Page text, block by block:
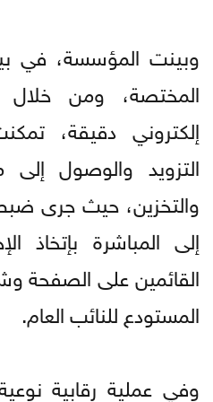
وبينت المؤسسة، في
المختصة، ومن
إلكتروني دقيقة،
التزويد والوصول
والتخزين، حيث جرى
إلى المباشرة بإتخاذ
القائمين على الصفحة
المستودع للنائب العام.
وفي عملية رقابية